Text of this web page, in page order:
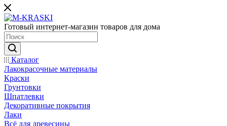
Готовый интернет-магазин товаров для дома
Каталог
Лакокрасочные материалы
Краски
Грунтовки
Шпатлевки
Декоративные покрытия
Лаки
Всё для древесины